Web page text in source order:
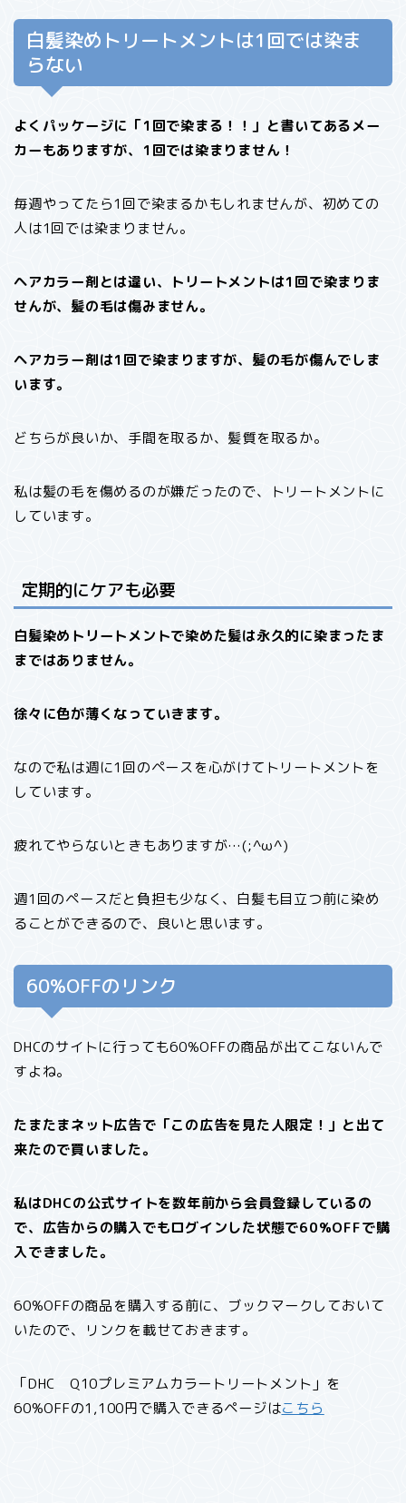
白髪染めトリートメントは1回では染ま
らない
よくパッケージに「1回で染まる！！」と書いてあるメー
カーもありますが、1回では染まりません！
毎週やってたら1回で染まるかもしれませんが、初めての
人は1回では染まりません。
ヘアカラー剤とは違い、トリートメントは1回で染まりま
せんが、髪の毛は傷みません。
ヘアカラー剤は1回で染まりますが、髪の毛が傷んでしま
います。
どちらが良いか、手間を取るか、髪質を取るか。
私は髪の毛を傷めるのが嫌だったので、トリートメントに
しています。
定期的にケアも必要
白髪染めトリートメントで染めた髪は永久的に染まったま
まではありません。
徐々に色が薄くなっていきます。
なので私は週に1回のペースを心がけてトリートメントを
しています。
疲れてやらないときもありますが…(;^ω^)
週1回のペースだと負担も少なく、白髪も目立つ前に染め
ることができるので、良いと思います。
60%OFFのリンク
DHCのサイトに行っても60%OFFの商品が出てこないんで
すよね。
たまたまネット広告で「この広告を見た人限定！」と出て
来たので買いました。
私はDHCの公式サイトを数年前から会員登録しているの
で、広告からの購入でもログインした状態で60%OFFで購
入できました。
60%OFFの商品を購入する前に、ブックマークしておいて
いたので、リンクを載せておきます。
「DHC Q10プレミアムカラートリートメント」を
60%OFFの1,100円で購入できるページはこちら